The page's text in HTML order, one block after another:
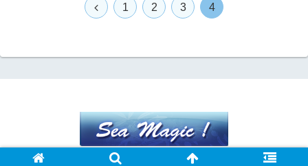
前
1 2 3 4
© 2015 Sea Magic !.